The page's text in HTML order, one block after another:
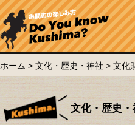
ホーム > 文化・歴史・神社 > 文化
文化・歴史・